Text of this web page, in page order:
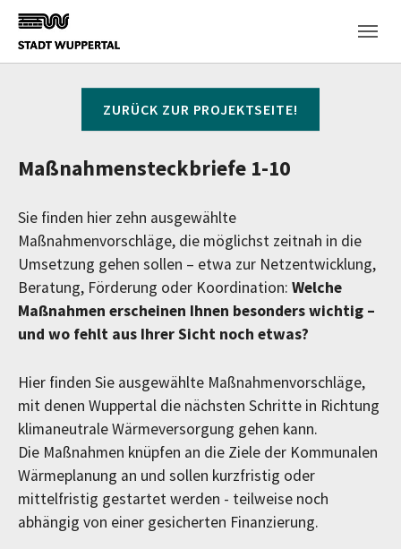
Skip to main content
ZURÜCK ZUR PROJEKTSEITE!
Maßnahmensteckbriefe 1-10
Sie finden hier zehn ausgewählte
Maßnahmenvorschläge, die möglichst zeitnah in die
Umsetzung gehen sollen – etwa zur Netzentwicklung,
Beratung, Förderung oder Koordination: Welche
Maßnahmen erscheinen Ihnen besonders wichtig –
und wo fehlt aus Ihrer Sicht noch etwas?
Hier finden Sie ausgewählte Maßnahmenvorschläge,
mit denen Wuppertal die nächsten Schritte in Richtung
klimaneutrale Wärmeversorgung gehen kann.
Die Maßnahmen knüpfen an die Ziele der Kommunalen
Wärmeplanung an und sollen kurzfristig oder
mittelfristig gestartet werden - teilweise noch
abhängig von einer gesicherten Finanzierung.